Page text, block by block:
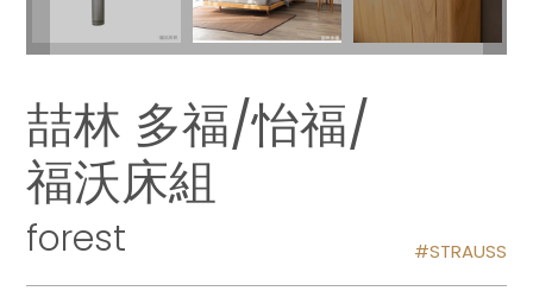
喆林 多福/怡福/
福沃床組
forest STRAUSS